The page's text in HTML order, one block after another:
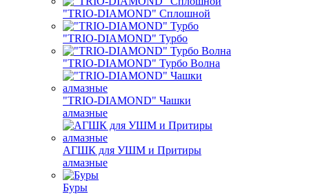
"TRIO-DIAMOND" Сплошной
"TRIO-DIAMOND" Турбо
"TRIO-DIAMOND" Турбо Волна
"TRIO-DIAMOND" Чашки
алмазные
АГШК для УШМ и Притиры
алмазные
Буры